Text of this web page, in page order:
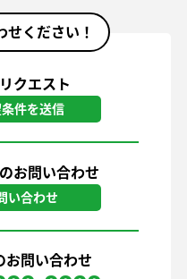
せください！
クエスト
件を送信
お問い合わせ
い合わせ
お問い合わせ